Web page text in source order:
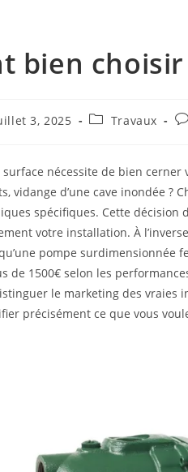
bien
3, 2025 Travaux
nécessite de bien
vidange d’une cave inondée ?
spécifiques. Cette décision
votre installation. À
pompe surdimensionnée
de 1500€ selon les
le marketing des vraies
précisément ce que vous